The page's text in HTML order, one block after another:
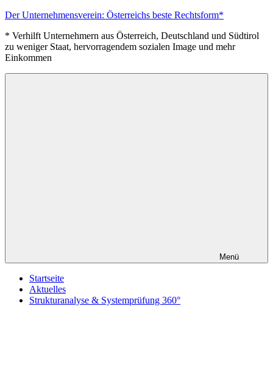
Zum
springen
Der Unternehmensverein: Österreichs beste Rechtsform*
* Verhilft Unternehmern aus Österreich, Deutschland und Südtirol
zu weniger Staat, hervorragendem sozialen Image und mehr
Einkommen
Menü
Startseite
Aktuelles
Strukturanalyse & Systemprüfung 360°